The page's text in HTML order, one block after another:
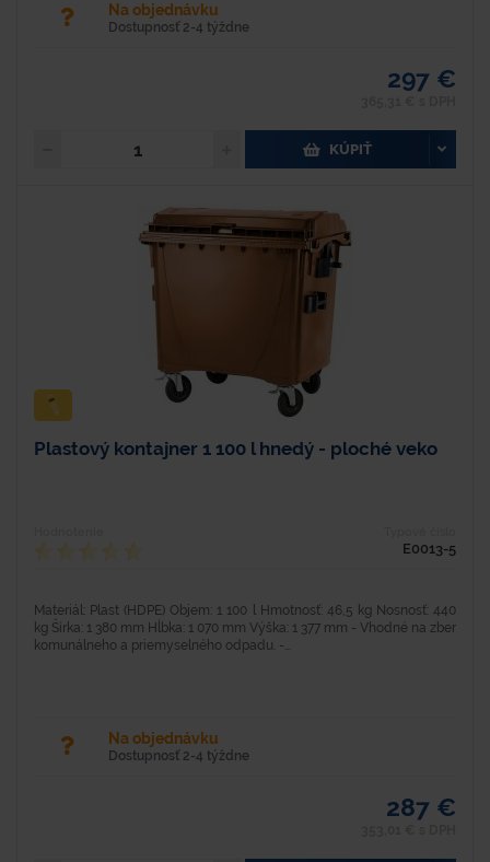
Na objednávku
Dostupnosť 2-4 týždne
297 €
KÚPIŤ
Plastový kontajner 1 100 l hnedý - ploché veko
E0013-5
Materiál: Plast (HDPE) Objem: 1 100 l Hmotnosť: 46,5 kg Nosnosť: 440
kg Šírka: 1 380 mm Hĺbka: 1 070 mm Výška: 1 377 mm - Vhodné na zber
komunálneho a priemyselného odpadu. -...
Na objednávku
Dostupnosť 2-4 týždne
287 €